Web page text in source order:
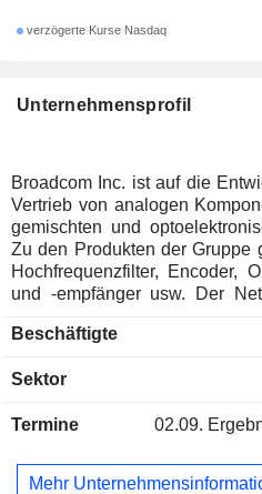
Unternehmensprofil
Broadcom Inc. ist auf die
Vertrieb von analogen
gemischten und
Zu den Produkten der Gruppe
Hochfrequenzfilter, Encoder,
und -empfänger usw. Der Nettoumsatz verteilt sich nach
Geografisch verteilt sich der
Osten/Afrika (14,2 %).
Beschäftigte
Sektor
Termine 02.09.
Mehr
verzögerte Kurse Nasdaq